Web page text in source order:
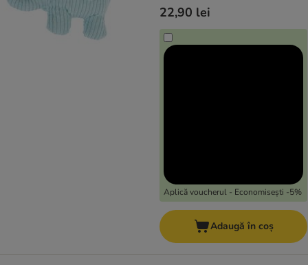
22,90 lei
Aplică voucherul - Economisești -5%
Adaugă în coș